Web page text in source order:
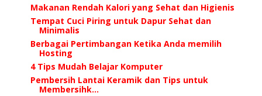
Makanan Rendah Kalori yang Sehat dan Higienis
Tempat Cuci Piring untuk Dapur Sehat dan
Minimalis
Berbagai Pertimbangan Ketika Anda memilih
Hosting
4 Tips Mudah Belajar Komputer
Pembersih Lantai Keramik dan Tips untuk
Membersihk...